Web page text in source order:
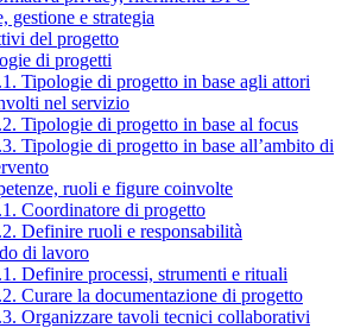
gestione e strategia
del progetto
di progetti
Tipologie di progetto in base agli attori
nel servizio
Tipologie di progetto in base al focus
Tipologie di progetto in base all’ambito di
ruoli e figure coinvolte
Coordinatore di progetto
Definire ruoli e responsabilità
di lavoro
Definire processi, strumenti e rituali
Curare la documentazione di progetto
Organizzare tavoli tecnici collaborativi